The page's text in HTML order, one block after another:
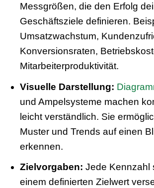
Messgrößen, die den Erfolg
Geschäftsziele definieren.
Umsatzwachstum,
Konversionsraten,
Mitarbeiterproduktivität.
Visuelle Darstellung:
und Ampelsysteme machen
leicht verständlich. Sie
Muster und Trends auf einen
erkennen.
Zielvorgaben: Jede Kennzahl
einem definierten Zielwert